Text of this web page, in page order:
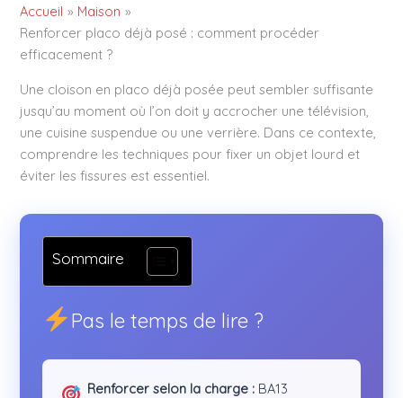
Accueil
Maison
Renforcer placo déjà posé : comment procéder
efficacement ?
Une cloison en placo déjà posée peut sembler suffisante
jusqu’au moment où l’on doit y accrocher une télévision,
une cuisine suspendue ou une verrière. Dans ce contexte,
comprendre les techniques pour fixer un objet lourd et
éviter les fissures est essentiel.
Sommaire
Pas le temps de lire ?
Renforcer selon la charge : BA13